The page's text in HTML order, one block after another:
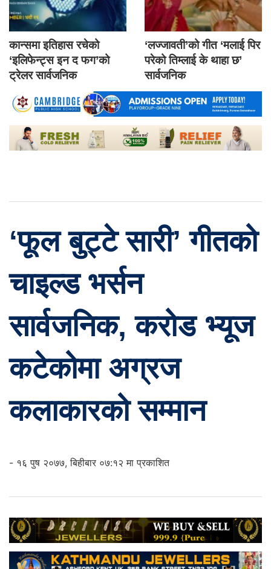
कान्समा इतिहास रचेको
‘इलिफेन्ट्स इन द फग’को
ट्रेलर सार्वजनिक
‘लज्जावती’को गीत ‘मलाई पिर
परेको तिम्लाई के थाहा छ’
सार्वजनिक
‘फूल बुट्टे सारी’ गीतको
चाइल्ड भर्सन
सार्वजनिक, करोड भ्यूज
कटेकोमा अग्रज
कलाकारको सम्मान
- १६ पुष २०७७, बिहीबार ०७:१२ मा प्रकाशित